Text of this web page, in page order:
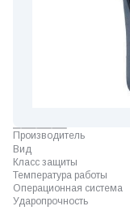
Производитель
Вид
Класс защиты
Температура работы
Операционная система
Ударопрочность